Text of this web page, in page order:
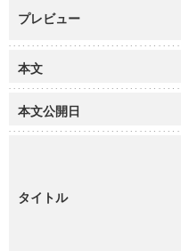
プレビュー
本文
本文公開日
タイトル